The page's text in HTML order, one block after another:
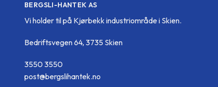
BERGSLI-HANTEK AS
Vi holder til på Kjørbekk industriområde i Skien.
Bedriftsvegen 64, 3735 Skien
3550 3550
post@bergslihantek.no